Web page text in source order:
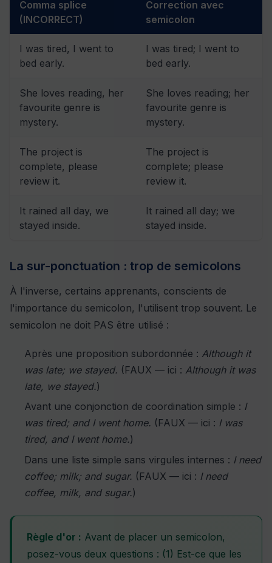
Comma splice
(INCORRECT)
Correction avec
semicolon
I was tired, I went to
bed early.
I was tired; I went to
bed early.
She loves reading, her
favourite genre is
mystery.
She loves reading; her
favourite genre is
mystery.
The project is
complete, please
review it.
The project is
complete; please
review it.
It rained all day, we
stayed inside.
It rained all day; we
stayed inside.
La sur-ponctuation : trop de semicolons
À l'inverse, certains apprenants, conscients de
l'importance du semicolon, l'utilisent trop souvent. Le
semicolon ne doit PAS être utilisé :
Après une proposition subordonnée : Although it
was late; we stayed. (FAUX — ici : Although it was
late, we stayed.)
Avant une conjonction de coordination simple : I
was tired; and I went home. (FAUX — ici : I was
tired, and I went home.)
Dans une liste simple sans virgules internes : I need
coffee; milk; and sugar. (FAUX — ici : I need
coffee, milk, and sugar.)
Règle d'or : Avant de placer un semicolon,
posez-vous deux questions : (1) Est-ce que les